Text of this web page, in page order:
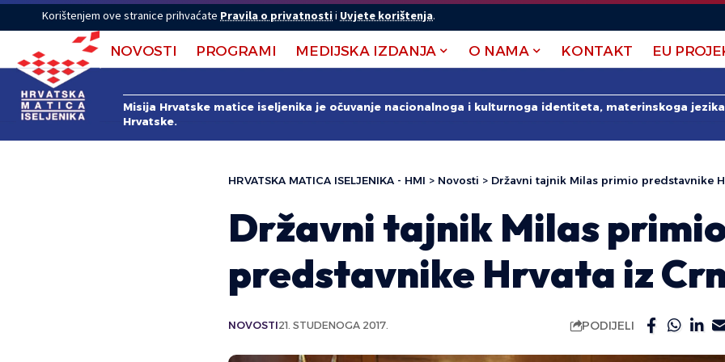
Korištenjem ove stranice prihvaćate Pravila o privatnostii Uvjete korištenja.
NOVOSTI PROGRAMI MEDIJSKA IZDANJA O NAMA KONTAKT EU
Misija Hrvatske matice iseljenika je očuvanje nacionalnoga i kulturnoga identiteta, materinskoga
Hrvatske.
HRVATSKA MATICA ISELJENIKA - HMI > Novosti > Državni tajnik Milas primio predstavnike
Državni tajnik Milas
predstavnike Hrvata iz
NOVOSTI21. STUDENOGA 2017. PODIJELI